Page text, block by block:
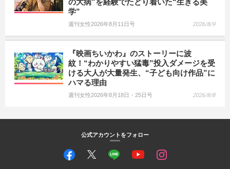
学”
週刊女性2026年8月11日号 2026/8/9
『映画ちいかわ』のストーリーに波
紋！“わかりやすい猛毒”投入ダメージを受
ける大人が大量発生、“子ども向け作品”に
ハマる理由
週刊女性2026年8月18日・25日号 2026/8/8
公式アカウントをフォロー